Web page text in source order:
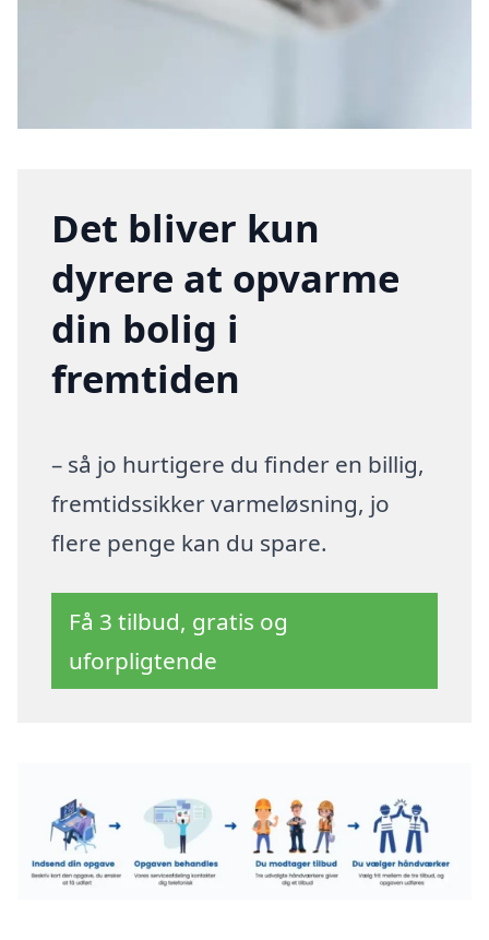
Det bliver kun
dyrere at opvarme
din bolig i
fremtiden
– så jo hurtigere du finder en billig,
fremtidssikker varmeløsning, jo
flere penge kan du spare.
Få 3 tilbud, gratis og
uforpligtende